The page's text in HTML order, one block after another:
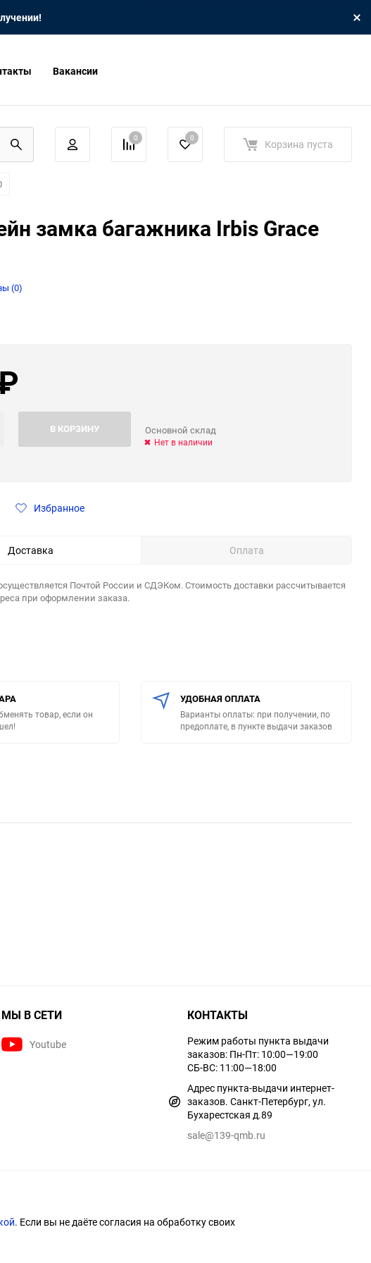
Вакансии
0 0 Корзина пуста
замка багажника Irbis Grace
(0)
В КОРЗИНУ Основной склад
Нет в наличии
Избранное
Доставка Оплата
Почтой России и СДЭКом. Стоимость доставки рассчитывается
при оформлении заказа.
товар, если он
УДОБНАЯ ОПЛАТА
Варианты оплаты: при получении, по
предоплате, в пункте выдачи заказов
МЫ В СЕТИ
Youtube
КОНТАКТЫ
Режим работы пункта выдачи
заказов: Пн-Пт: 10:00—19:00
СБ-ВС: 11:00—18:00
Адрес пункта-выдачи интернет-
заказов. Санкт-Петербург, ул.
Бухарестская д.89
sale@139-qmb.ru
. Если вы не даёте согласия на обработку своих